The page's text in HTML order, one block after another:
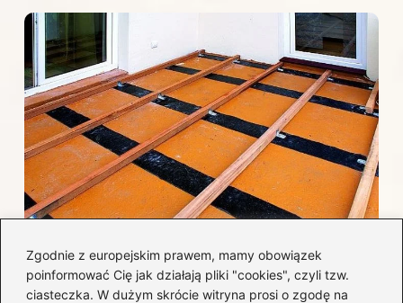
Zgodnie z europejskim prawem, mamy obowiązek
poinformować Cię jak działają pliki "cookies", czyli tzw.
ciasteczka. W dużym skrócie witryna prosi o zgodę na
Jak efektywnie wykończyć taras
betonowy, by uniknąć najczęstszych
błędów i kosztów?